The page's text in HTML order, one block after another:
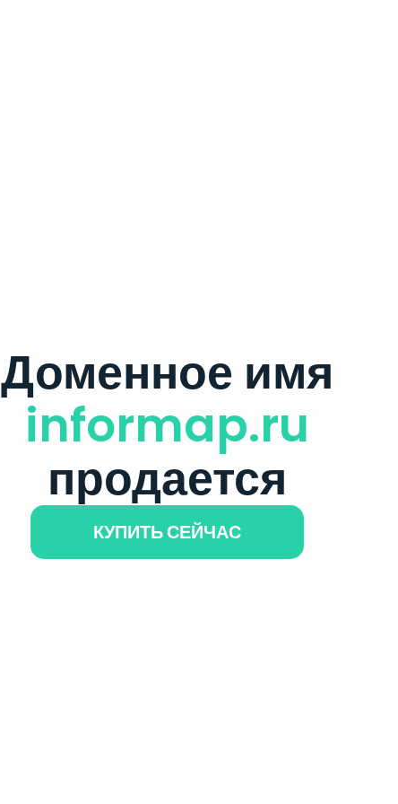
Доменное имя
informap.ru
продается
КУПИТЬ СЕЙЧАС